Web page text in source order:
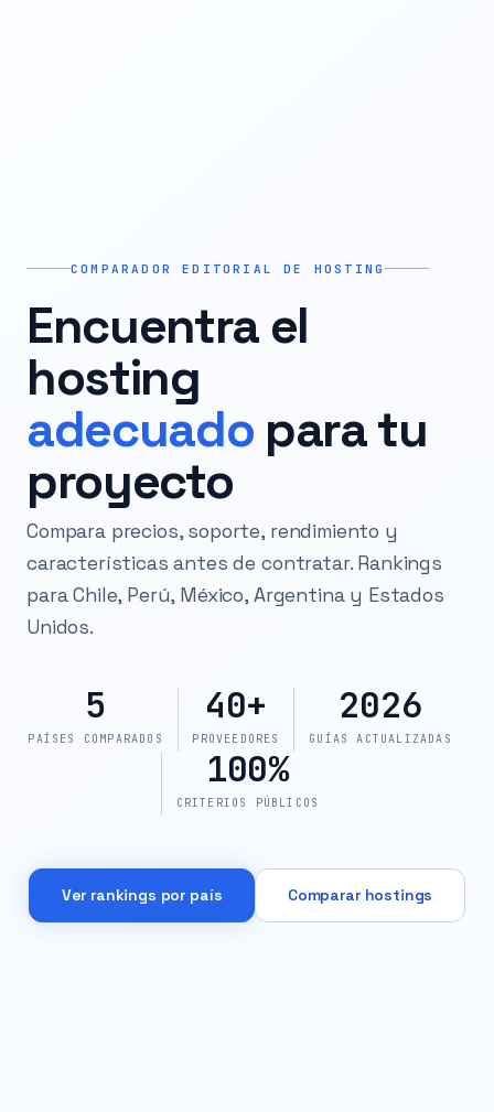
COMPARADOR EDITORIAL DE HOSTING
Encuentra el
hosting
adecuado para tu
proyecto
Compara precios, soporte, rendimiento y
características antes de contratar. Rankings
para Chile, Perú, México, Argentina y Estados
Unidos.
5
PAÍSES COMPARADOS
40+
PROVEEDORES
2026
GUÍAS ACTUALIZADAS
100%
CRITERIOS PÚBLICOS
Ver rankings por país Comparar hostings